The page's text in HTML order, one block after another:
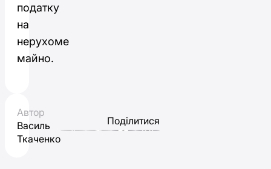
податку
на
нерухоме
майно.
Автор
Василь
Ткаченко
Поділитися